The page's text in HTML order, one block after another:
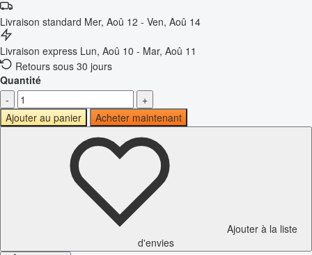
Livraison standard Mer, Aoû 12 - Ven, Aoû 14
Livraison express Lun, Aoû 10 - Mar, Aoû 11
Retours sous 30 jours
Quantité
-
+
Ajouter au panier
Acheter maintenant
Ajouter à la liste
d'envies